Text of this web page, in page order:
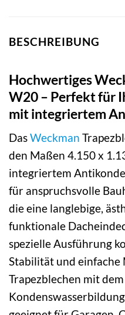
BESCHREIBUNG
Hochwertiges
W20 – Perfekt für
mit integriertem
DasWeckman
den Maßen 4.150 x
integriertem
für anspruchsvolle
die eine langlebige,
funktionale
spezielle Ausführung
Stabilität und einfache
Trapezblechen mit